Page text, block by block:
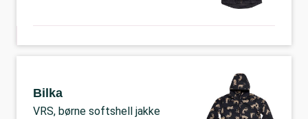
Bilka
VRS, børne softshell jakke